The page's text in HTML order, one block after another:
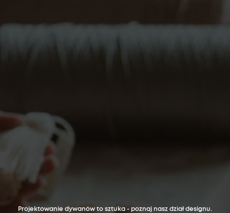
Projektowanie dywanów to sztuka - poznaj nasz dział designu.